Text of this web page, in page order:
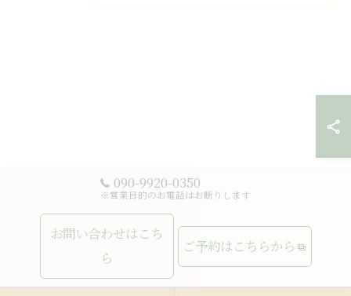
090-9920-0350
※営業目的のお電話はお断りします
お問い合わせはこち
ら
ご予約はこちらから